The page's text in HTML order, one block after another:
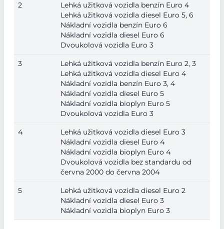
2
Lehká užitková vozidla benzín Euro 4
Lehká užitková vozidla diesel Euro 5, 6
Nákladní vozidla benzín Euro 6
Nákladní vozidla diesel Euro 6
Dvoukolová vozidla Euro 3
3
Lehká užitková vozidla benzín Euro 2, 3
Lehká užitková vozidla diesel Euro 4
Nákladní vozidla benzín Euro 3, 4
Nákladní vozidla diesel Euro 5
Nákladní vozidla bioplyn Euro 5
Dvoukolová vozidla Euro 3
4
Lehká užitková vozidla diesel Euro 3
Nákladní vozidla diesel Euro 4
Nákladní vozidla bioplyn Euro 4
Dvoukolová vozidla bez standardu od
června 2000 do června 2004
5
Lehká užitková vozidla diesel Euro 2
Nákladní vozidla diesel Euro 3
Nákladní vozidla bioplyn Euro 3